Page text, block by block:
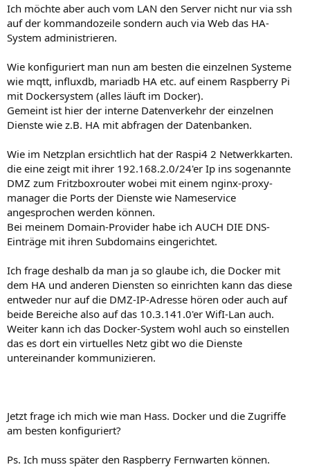
Ich möchte aber auch vom LAN den Server nicht nur via ssh
auf der kommandozeile sondern auch via Web das HA-
System administrieren.
Wie konfiguriert man nun am besten die einzelnen Systeme
wie mqtt, influxdb, mariadb HA etc. auf einem Raspberry Pi
mit Dockersystem (alles läuft im Docker).
Gemeint ist hier der interne Datenverkehr der einzelnen
Dienste wie z.B. HA mit abfragen der Datenbanken.
Wie im Netzplan ersichtlich hat der Raspi4 2 Netwerkkarten.
die eine zeigt mit ihrer 192.168.2.0/24'er Ip ins sogenannte
DMZ zum Fritzboxrouter wobei mit einem nginx-proxy-
manager die Ports der Dienste wie Nameservice
angesprochen werden können.
Bei meinem Domain-Provider habe ich AUCH DIE DNS-
Einträge mit ihren Subdomains eingerichtet.
Ich frage deshalb da man ja so glaube ich, die Docker mit
dem HA und anderen Diensten so einrichten kann das diese
entweder nur auf die DMZ-IP-Adresse hören oder auch auf
beide Bereiche also auf das 10.3.141.0'er WifI-Lan auch.
Weiter kann ich das Docker-System wohl auch so einstellen
das es dort ein virtuelles Netz gibt wo die Dienste
untereinander kommunizieren.
Jetzt frage ich mich wie man Hass. Docker und die Zugriffe
am besten konfiguriert?
Ps. Ich muss später den Raspberry Fernwarten können.